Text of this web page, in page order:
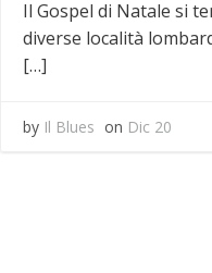
Il Gospel di Natale si
diverse località
[…]
by Il Blues on Dic 20